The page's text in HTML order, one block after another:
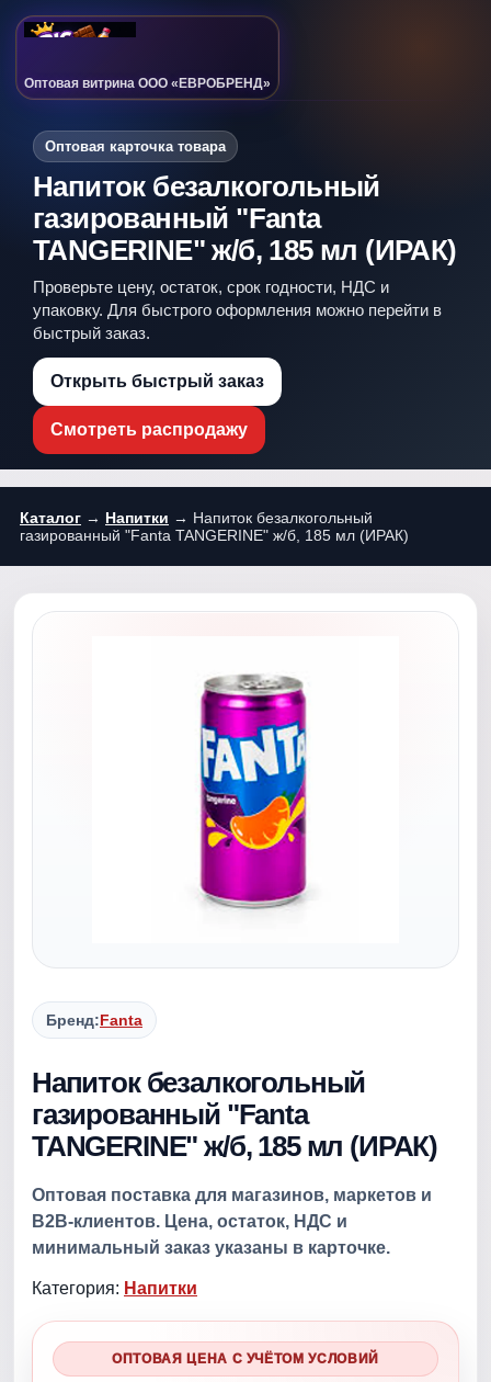
Оптовая витрина ООО «ЕВРОБРЕНД»
Оптовая карточка товара
Напиток безалкогольный
газированный "Fanta
TANGERINE" ж/б, 185 мл (ИРАК)
Проверьте цену, остаток, срок годности, НДС и
упаковку. Для быстрого оформления можно перейти в
быстрый заказ.
Открыть быстрый заказ
Смотреть распродажу
Каталог → Напитки → Напиток безалкогольный
газированный "Fanta TANGERINE" ж/б, 185 мл (ИРАК)
Бренд:Fanta
Напиток безалкогольный
газированный "Fanta
TANGERINE" ж/б, 185 мл (ИРАК)
Оптовая поставка для магазинов, маркетов и
B2B-клиентов. Цена, остаток, НДС и
минимальный заказ указаны в карточке.
Категория: Напитки
ОПТОВАЯ ЦЕНА С УЧЁТОМ УСЛОВИЙ